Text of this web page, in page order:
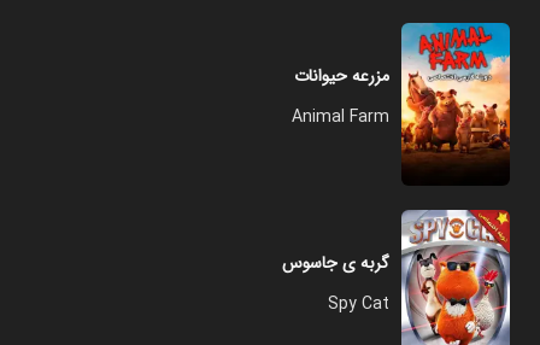
مزرعه حیوانات
Animal Farm
گربه ی جاسوس
Spy Cat